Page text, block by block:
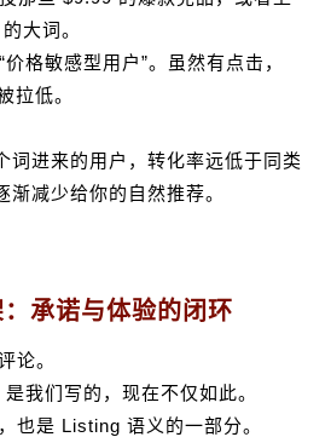
大词。
格敏感型用户”。虽然有点击，
拉低。
词进来的用户，转化率远低于同类
渐减少给你的自然推荐。
承诺与体验的闭环
论。
我们写的，现在不仅如此。
也是 Listing 语义的一部分。